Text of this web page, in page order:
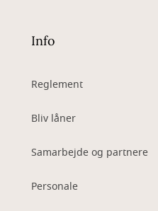
Info
Reglement
Bliv låner
Samarbejde og partnere
Personale